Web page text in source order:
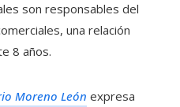
son responsables del
una relación
8 años.
Moreno León expresa